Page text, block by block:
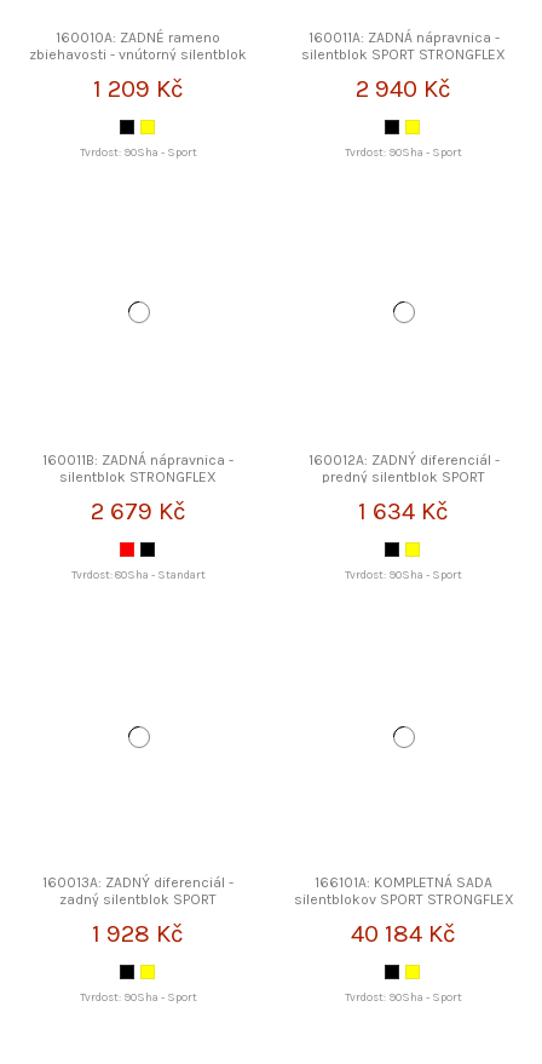
160010A: ZADNÉ rameno
zbiehavosti - vnútorný silentblok
1 209 Kč
Tvrdost: 90Sha - Sport
160011A: ZADNÁ nápravnica -
silentblok SPORT STRONGFLEX
2 940 Kč
Tvrdost: 90Sha - Sport
160011B: ZADNÁ nápravnica -
silentblok STRONGFLEX
2 679 Kč
Tvrdost: 80Sha - Standart
160012A: ZADNÝ diferenciál -
predný silentblok SPORT
1 634 Kč
Tvrdost: 90Sha - Sport
160013A: ZADNÝ diferenciál -
zadný silentblok SPORT
1 928 Kč
Tvrdost: 90Sha - Sport
166101A: KOMPLETNÁ SADA
silentblokov SPORT STRONGFLEX
40 184 Kč
Tvrdost: 90Sha - Sport